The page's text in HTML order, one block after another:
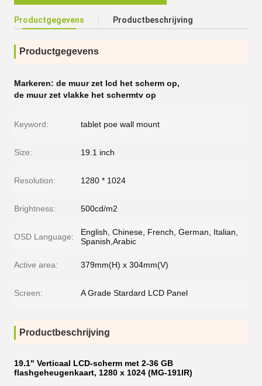
Productgegevens Productbeschrijving
Productgegevens
Markeren: de muur zet lcd het scherm op,
de muur zet vlakke het schermtv op
Keyword: tablet poe wall mount
Size: 19.1 inch
Resolution: 1280 * 1024
Brightness: 500cd/m2
OSD Language:
English, Chinese, French, German, Italian,
Spanish,Arabic
Active area: 379mm(H) x 304mm(V)
Screen: A Grade Stardard LCD Panel
Productbeschrijving
19.1" Verticaal LCD-scherm met 2-36 GB
flashgeheugenkaart, 1280 x 1024 (MG-191IR)